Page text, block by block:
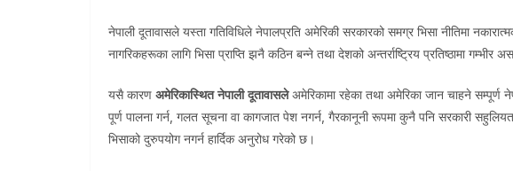
नेपाली दूतावासले यस्ता गतिविधिले नेपालप्रति अमेरिकी सरकारको समग्र भिसा नीतिमा
नागरिकहरूका लागि भिसा प्राप्ति झनै कठिन बन्ने तथा देशको अन्तर्राष्ट्रिय प्रतिष्ठामा गम्भीर
यसै कारण अमेरिकास्थित नेपाली दूतावासलेअमेरिकामा रहेका तथा अमेरिका जान चाहने सम्पूर्ण
पूर्ण पालना गर्न, गलत सूचना वा कागजात पेश नगर्न, गैरकानूनी रूपमा कुनै पनि सरकारी सहुलियत
भिसाको दुरुपयोग नगर्न हार्दिक अनुरोध गरेको छ।